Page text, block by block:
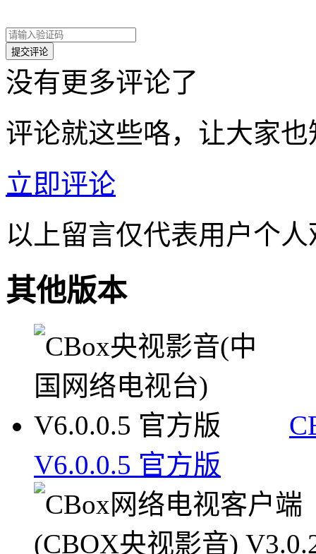
没有更多评论了
评论就这些咯，让大家
立即评论
以上留言仅代表用户个
其他版本
V6.0.0.5 官方版